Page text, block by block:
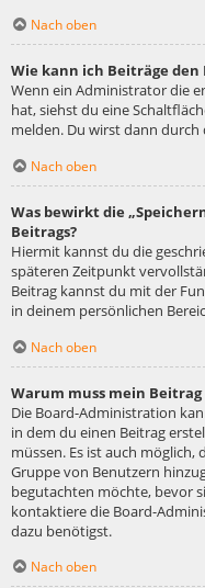
Nach oben
Wie kann ich Beiträge
Wenn ein Administrator die
hat, siehst du eine
melden. Du wirst dann
Nach oben
Was bewirkt die
Beitrags?
Hiermit kannst du die
späteren Zeitpunkt
Beitrag kannst du mit der
in deinem persönlichen
Nach oben
Warum muss mein
Die Board-Administration
in dem du einen Beitrag
müssen. Es ist auch
Gruppe von Benutzern
begutachten möchte, bevor
kontaktiere die Board-
dazu benötigst.
Nach oben